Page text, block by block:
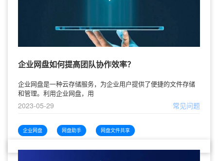
企业网盘如何提高团队协作效率？
企业网盘是一种云存储服务，为企业用户提供了便捷的文件存储
和管理。利用企业网盘，用
2023-05-29 常见问题
企业网盘 网盘助手 网盘文件共享